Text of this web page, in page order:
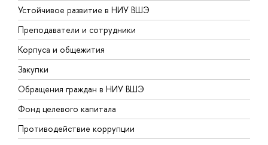
Устойчивое развитие в НИУ ВШЭ
Преподаватели и сотрудники
Корпуса и общежития
Закупки
Обращения граждан в НИУ ВШЭ
Фонд целевого капитала
Противодействие коррупции